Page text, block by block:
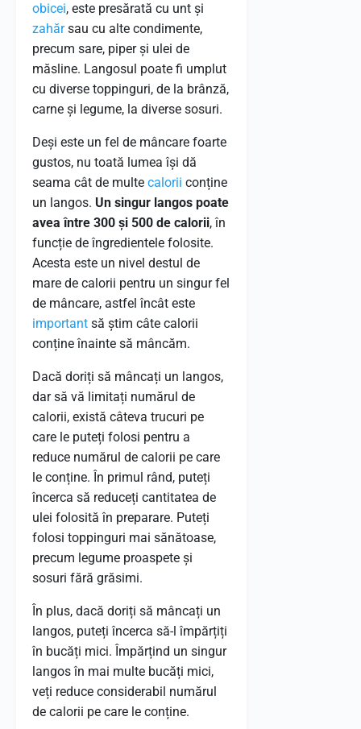
obicei, este presărată cu unt și
zahărsau cu alte condimente,
precum sare, piper și ulei de
măsline. Langosul poate fi umplut
cu diverse toppinguri, de la brânză,
carne și legume, la diverse sosuri.
Deși este un fel de mâncare foarte
gustos, nu toată lumea își dă
seama cât de multe calorii conține
un langos. Un singur langos poate
avea între 300 și 500 de calorii, în
funcție de îngredientele folosite.
Acesta este un nivel destul de
mare de calorii pentru un singur fel
de mâncare, astfel încât este
important să știm câte calorii
conține înainte să mâncăm.
Dacă doriți să mâncați un langos,
dar să vă limitați numărul de
calorii, există câteva trucuri pe
care le puteți folosi pentru a
reduce numărul de calorii pe care
le conține. În primul rând, puteți
încerca să reduceți cantitatea de
ulei folosită în preparare. Puteți
folosi toppinguri mai sănătoase,
precum legume proaspete și
sosuri fără grăsimi.
În plus, dacă doriți să mâncați un
langos, puteți încerca să-l împărțiți
în bucăți mici. Împărțind un singur
langos în mai multe bucăți mici,
veți reduce considerabil numărul
de calorii pe care le conține.